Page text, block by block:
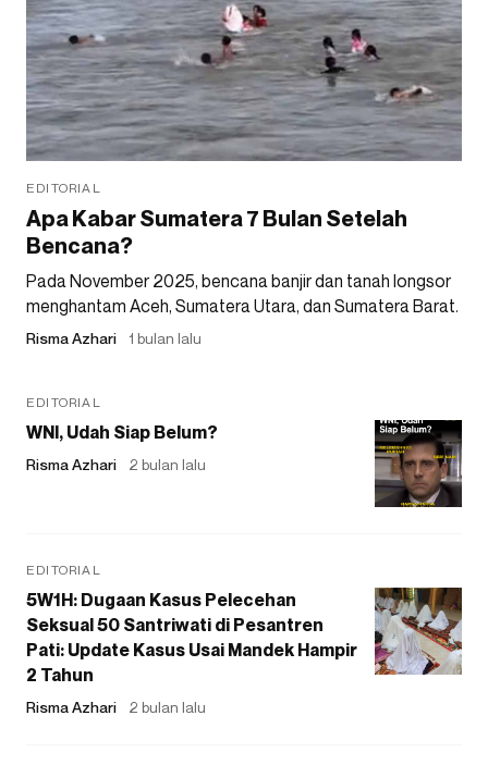
EDITORIAL
Apa Kabar Sumatera 7 Bulan Setelah
Bencana?
Pada November 2025, bencana banjir dan tanah longsor
menghantam Aceh, Sumatera Utara, dan Sumatera Barat.
Risma Azhari 1 bulan lalu
EDITORIAL
WNI, Udah Siap Belum?
Risma Azhari 2 bulan lalu
EDITORIAL
5W1H: Dugaan Kasus Pelecehan
Seksual 50 Santriwati di Pesantren
Pati: Update Kasus Usai Mandek Hampir
2 Tahun
Risma Azhari 2 bulan lalu